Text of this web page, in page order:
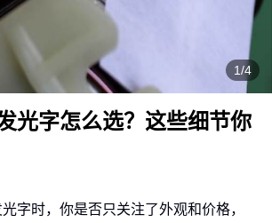
1/4
光字怎么选？这些细节你
字时，你是否只关注了外观和价格，